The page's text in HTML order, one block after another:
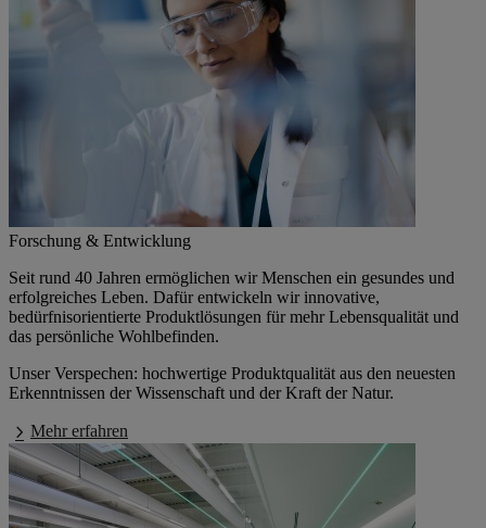
Forschung & Entwicklung
Seit rund 40 Jahren ermöglichen wir Menschen ein gesundes und
erfolgreiches Leben. Dafür entwickeln wir innovative,
bedürfnisorientierte Produktlösungen für mehr Lebensqualität und
das persönliche Wohlbefinden.
Unser Verspechen: hochwertige Produktqualität aus den neuesten
Erkenntnissen der Wissenschaft und der Kraft der Natur.
Mehr erfahren